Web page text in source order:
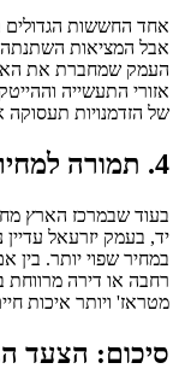
אחד החששות הגדולים
העמק שמחברת את
אזורי התעשייה
של הזדמנויות תעסוקה
4. תמורה למחיר
בעוד שבמרכז הארץ
יד, בעמק יזרעאל
במחיר שפוי יותר.
רחבה או דירה מרווחת
מטראז' ויותר איכות
סיכום: הצעד